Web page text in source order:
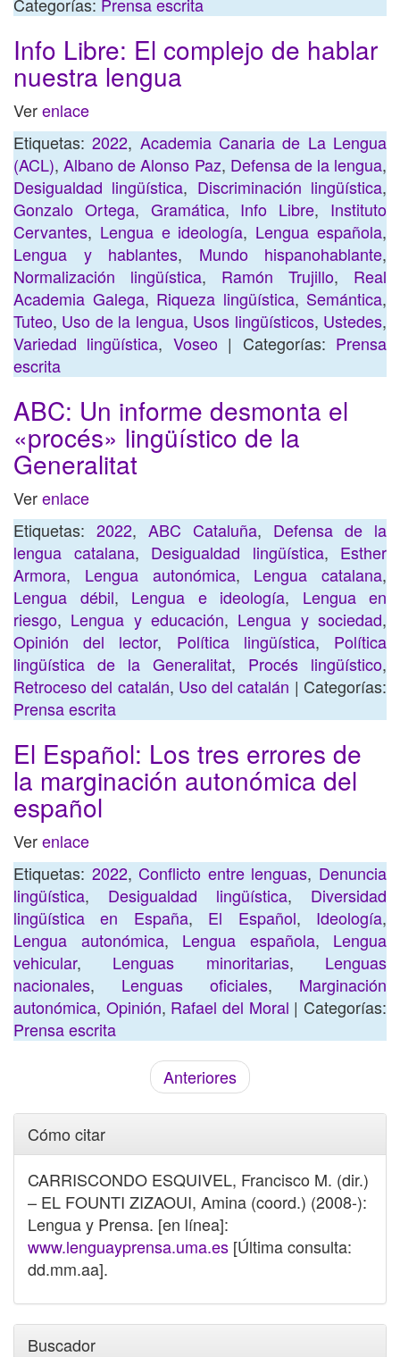
Info Libre: El complejo de hablar
nuestra lengua
Verenlace
Etiquetas:2022, Academia Canaria de La Lengua
(ACL),Albano de Alonso Paz, Defensa de la lengua,
Desigualdad lingüística, Discriminación lingüística,
Gonzalo Ortega, Gramática, Info Libre, Instituto
Cervantes, Lengua e ideología, Lengua española,
Lengua y hablantes, Mundo hispanohablante,
Normalización lingüística, Ramón Trujillo, Real
Academia Galega, Riqueza lingüística, Semántica,
Tuteo, Uso de la lengua, Usos lingüísticos, Ustedes,
Variedad lingüística, Voseo| Categorías: Prensa
escrita
ABC: Un informe desmonta el
«procés» lingüístico de la
Generalitat
Verenlace
Etiquetas: 2022, ABC Cataluña, Defensa de la
lengua catalana, Desigualdad lingüística, Esther
Armora, Lengua autonómica, Lengua catalana,
Lengua débil, Lengua e ideología, Lengua en
riesgo, Lengua y educación, Lengua y sociedad,
Opinión del lector, Política lingüística, Política
lingüística de la Generalitat, Procés lingüístico,
Retroceso del catalán, Uso del catalán | Categorías:
Prensa escrita
El Español: Los tres errores de
la marginación autonómica del
español
Verenlace
Etiquetas: 2022,Conflicto entre lenguas, Denuncia
lingüística, Desigualdad lingüística, Diversidad
lingüística en España, El Español, Ideología,
Lengua autonómica, Lengua española, Lengua
vehicular, Lenguas minoritarias, Lenguas
nacionales, Lenguas oficiales, Marginación
autonómica, Opinión, Rafael del Moral | Categorías:
Prensa escrita
Anteriores
Cómo citar
CARRISCONDO ESQUIVEL, Francisco M. (dir.)
– EL FOUNTI ZIZAOUI, Amina (coord.) (2008-):
Lengua y Prensa. [en línea]:
www.lenguayprensa.uma.es [Última consulta:
dd.mm.aa].
Buscador